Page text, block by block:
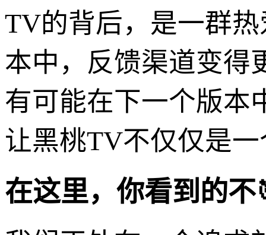
TV的背后，是一群
本中，反馈渠道变得
有可能在下一个版本
让黑桃TV不仅仅是
在这里，你看到的